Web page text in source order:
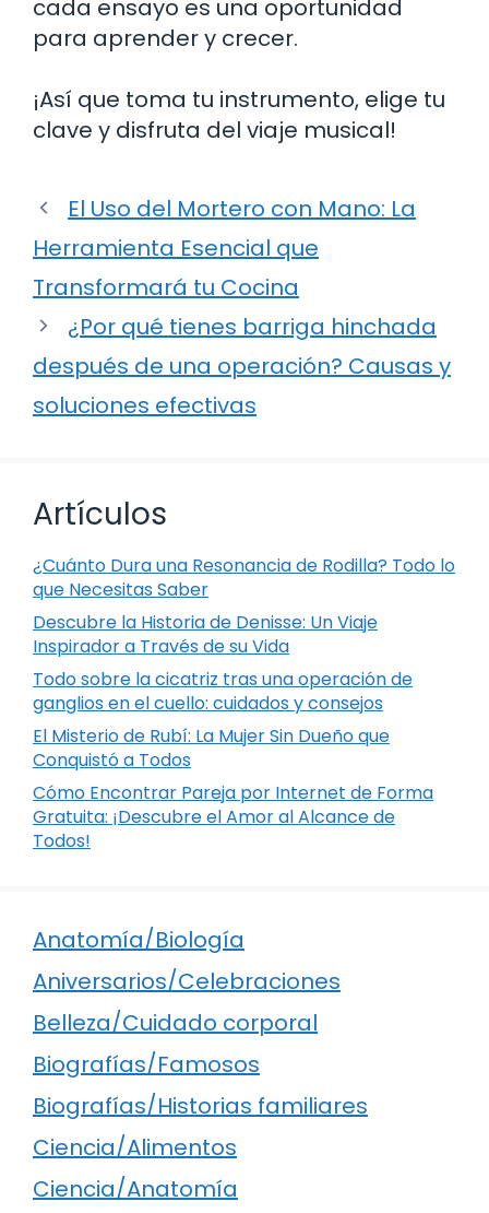
cada ensayo es una oportunidad
para aprender y crecer.
¡Así que toma tu instrumento, elige tu
clave y disfruta del viaje musical!
El Uso del Mortero con Mano: La
Herramienta Esencial que
Transformará tu Cocina
¿Por qué tienes barriga hinchada
después de una operación? Causas y
soluciones efectivas
Artículos
¿Cuánto Dura una Resonancia de Rodilla? Todo lo
que Necesitas Saber
Descubre la Historia de Denisse: Un Viaje
Inspirador a Través de su Vida
Todo sobre la cicatriz tras una operación de
ganglios en el cuello: cuidados y consejos
El Misterio de Rubí: La Mujer Sin Dueño que
Conquistó a Todos
Cómo Encontrar Pareja por Internet de Forma
Gratuita: ¡Descubre el Amor al Alcance de
Todos!
Anatomía/Biología
Aniversarios/Celebraciones
Belleza/Cuidado corporal
Biografías/Famosos
Biografías/Historias familiares
Ciencia/Alimentos
Ciencia/Anatomía